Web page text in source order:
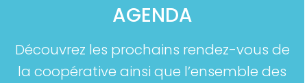
AGENDA
Découvrez les prochains rendez-vous de
la coopérative ainsi que l’ensemble des